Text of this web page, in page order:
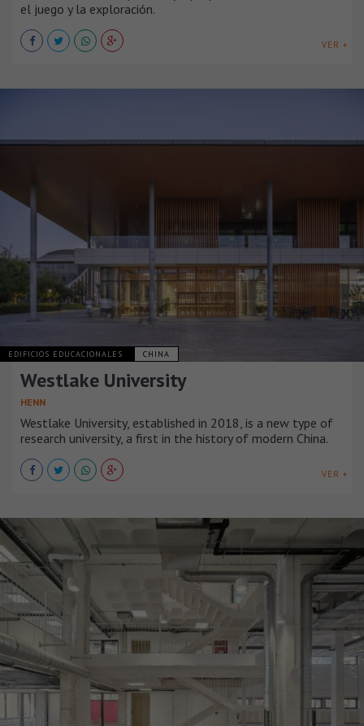
el juego y la exploración.
VER +
EDIFICIOS EDUCACIONALES CHINA
Westlake University
HENN
Westlake University, established in 2018, is a new type of
research university, a first in the history of modern China.
VER +